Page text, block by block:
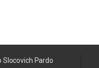
Slocovich Pardo